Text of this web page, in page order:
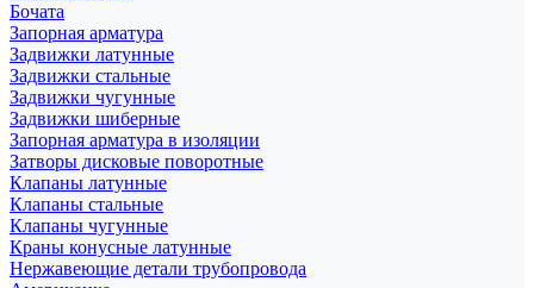
Бочата
Запорная арматура
Задвижки латунные
Задвижки стальные
Задвижки чугунные
Задвижки шиберные
Запорная арматура в изоляции
Затворы дисковые поворотные
Клапаны латунные
Клапаны стальные
Клапаны чугунные
Краны конусные латунные
Нержавеющие детали трубопровода